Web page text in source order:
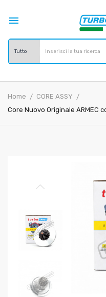

Home
CORE ASSY
Core Nuovo Originale ARMEC